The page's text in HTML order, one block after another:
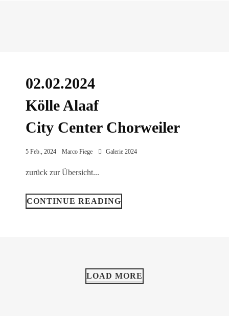
02.02.2024
Kölle Alaaf
City Center Chorweiler
5 Feb., 2024 Marco Fiege Galerie 2024
zurück zur Übersicht...
CONTINUE READING
LOAD MORE